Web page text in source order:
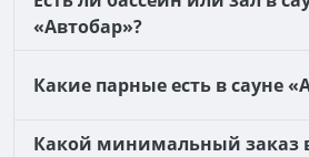
«Автобар»?
Какие парные есть в сауне
Какой минимальный заказ